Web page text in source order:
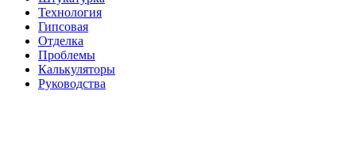
Технология
Гипсовая
Отделка
Проблемы
Калькуляторы
Руководства